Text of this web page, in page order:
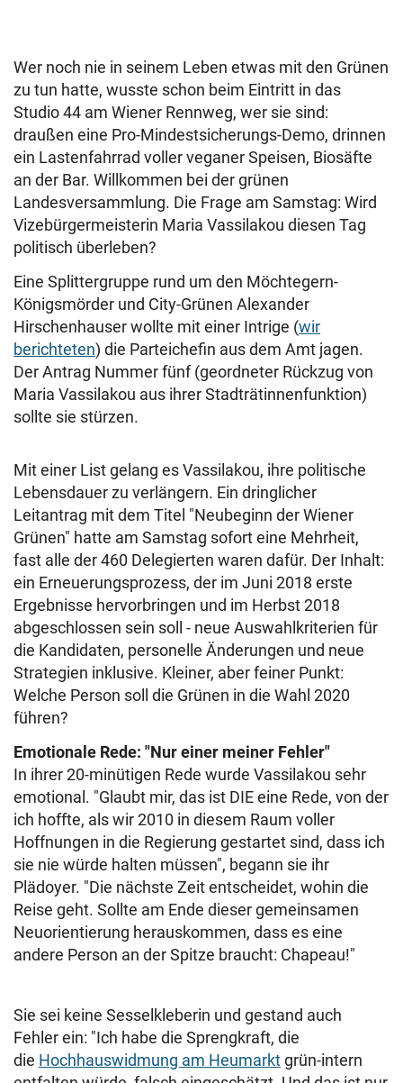
Wer noch nie in seinem Leben etwas mit den Grünen
zu tun hatte, wusste schon beim Eintritt in das
Studio 44 am Wiener Rennweg, wer sie sind:
draußen eine Pro-Mindestsicherungs-Demo, drinnen
ein Lastenfahrrad voller veganer Speisen, Biosäfte
an der Bar. Willkommen bei der grünen
Landesversammlung. Die Frage am Samstag: Wird
Vizebürgermeisterin Maria Vassilakou diesen Tag
politisch überleben?
Eine Splittergruppe rund um den Möchtegern-
Königsmörder und City-Grünen Alexander
Hirschenhauser wollte mit einer Intrige (wir
berichteten) die Parteichefin aus dem Amt jagen.
Der Antrag Nummer fünf (geordneter Rückzug von
Maria Vassilakou aus ihrer Stadträtinnenfunktion)
sollte sie stürzen.
Mit einer List gelang es Vassilakou, ihre politische
Lebensdauer zu verlängern. Ein dringlicher
Leitantrag mit dem Titel "Neubeginn der Wiener
Grünen" hatte am Samstag sofort eine Mehrheit,
fast alle der 460 Delegierten waren dafür. Der Inhalt:
ein Erneuerungsprozess, der im Juni 2018 erste
Ergebnisse hervorbringen und im Herbst 2018
abgeschlossen sein soll - neue Auswahlkriterien für
die Kandidaten, personelle Änderungen und neue
Strategien inklusive. Kleiner, aber feiner Punkt:
Welche Person soll die Grünen in die Wahl 2020
führen?
Emotionale Rede: "Nur einer meiner Fehler"
In ihrer 20-minütigen Rede wurde Vassilakou sehr
emotional. "Glaubt mir, das ist DIE eine Rede, von der
ich hoffte, als wir 2010 in diesem Raum voller
Hoffnungen in die Regierung gestartet sind, dass ich
sie nie würde halten müssen", begann sie ihr
Plädoyer. "Die nächste Zeit entscheidet, wohin die
Reise geht. Sollte am Ende dieser gemeinsamen
Neuorientierung herauskommen, dass es eine
andere Person an der Spitze braucht: Chapeau!"
Sie sei keine Sesselkleberin und gestand auch
Fehler ein: "Ich habe die Sprengkraft, die
die Hochhauswidmung am Heumarktgrün-intern